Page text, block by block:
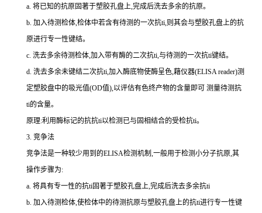
a. 将已知的抗原固著于塑胶孔盘上,完成后洗去多余的抗原。
b. 加入待测检体,检体中若含有待测的一次抗ti,则其会与塑胶孔盘上的抗
原进行专一性键结。
c. 洗去多余待测检体,加入带有酶的二次抗ti,与待测的一次抗ti键结。
d. 洗去多余未键结二次抗ti,加入酶底物使酶呈色,藉仪器(ELISA reader)测
定塑胶盘中的吸光值(OD值),以评估有色终产物的含量即可 测量待测抗
ti的含量。
原理:利用酶标记的抗抗ti以检测已与固相结合的受检抗ti。
3. 竞争法
竞争法是一种较少用到的ELISA检测机制,一般用于检测小分子抗原,其
操作步骤为:
a. 将具有专一性的抗ti固著于塑胶孔盘上,完成后洗去多余抗ti
b. 加入待测检体,使检体中的待测抗原与塑胶孔盘上的抗ti进行专一性键